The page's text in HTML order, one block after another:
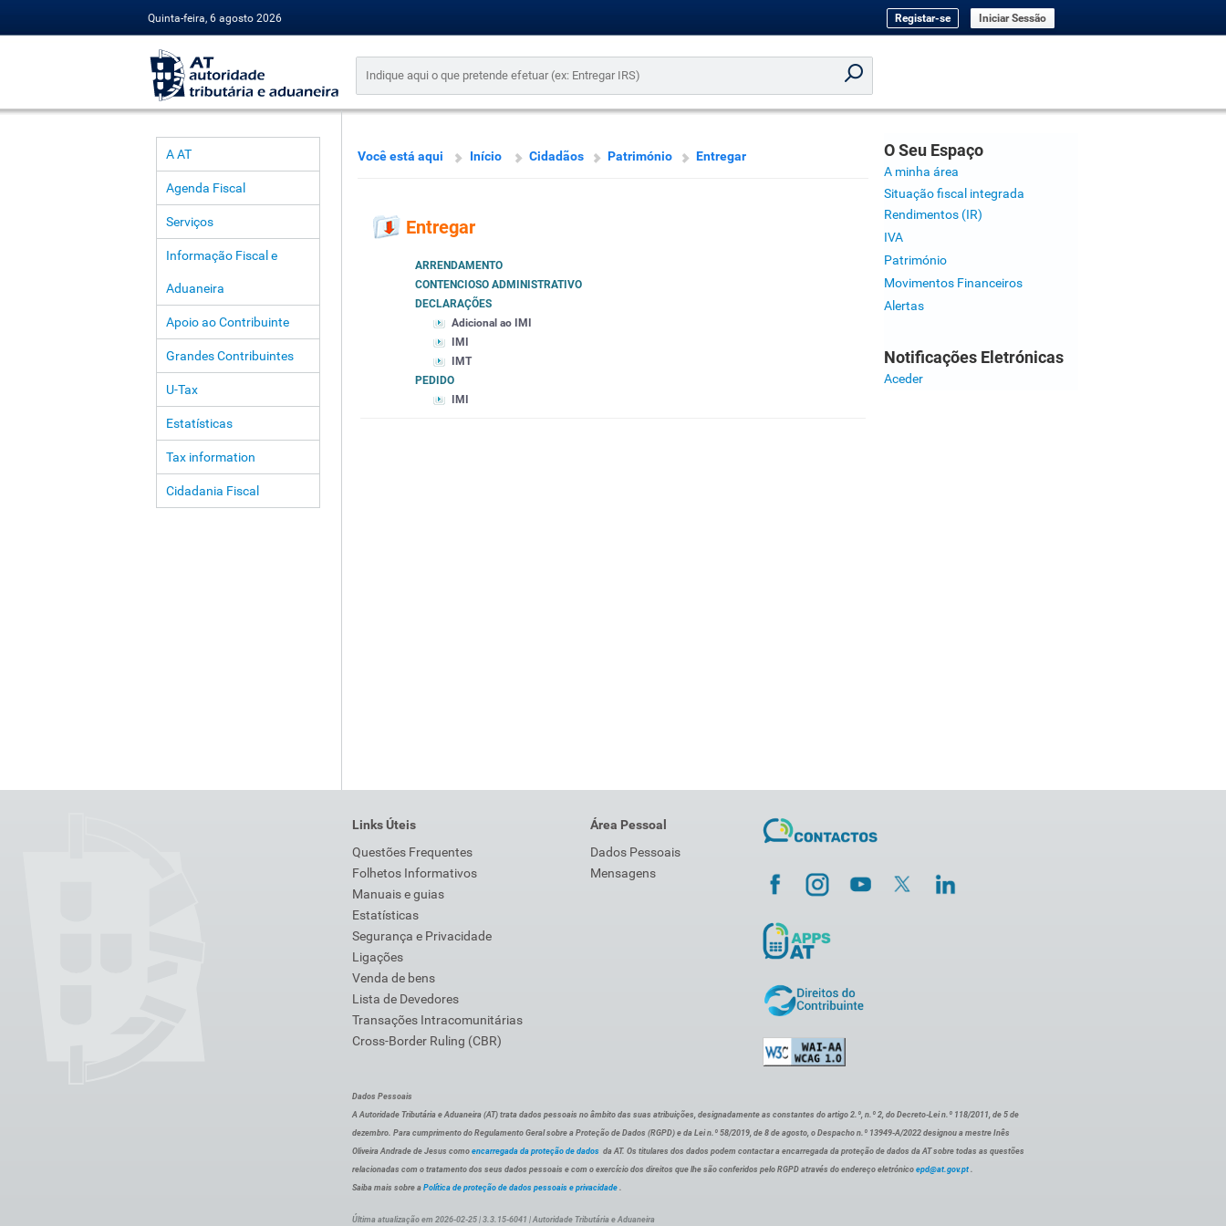
Quinta-feira, 6 agosto 2026 Registar-se Iniciar Sessão
A AT
Agenda Fiscal
Serviços
Informação Fiscal e
Aduaneira
Apoio ao Contribuinte
Grandes Contribuintes
U-Tax
Estatísticas
Tax information
Cidadania Fiscal
Você está aqui Início Cidadãos Património Entregar
Entregar
ARRENDAMENTO
CONTENCIOSO ADMINISTRATIVO
DECLARAÇÕES
Adicional ao IMI
IMI
IMT
PEDIDO
IMI
O Seu Espaço
A minha área
Situação fiscal integrada
Rendimentos (IR)
IVA
Património
Movimentos Financeiros
Alertas
Notificações Eletrónicas
Aceder
Links Úteis
Questões Frequentes
Folhetos Informativos
Manuais e guias
Estatísticas
Segurança e Privacidade
Ligações
Venda de bens
Lista de Devedores
Transações Intracomunitárias
Cross-Border Ruling (CBR)
Área Pessoal
Dados Pessoais
Mensagens
Dados Pessoais
A Autoridade Tributária e Aduaneira (AT) trata dados pessoais no âmbito das suas atribuições, designadamente as constantes do artigo 2.º, n.º 2, do Decreto-Lei n.º 118/2011, de 5 de
dezembro. Para cumprimento do Regulamento Geral sobre a Proteção de Dados (RGPD) e da Lei n.º 58/2019, de 8 de agosto, o Despacho n.º 13949-A/2022 designou a mestre Inês
Oliveira Andrade de Jesus como encarregada da proteção de dados da AT. Os titulares dos dados podem contactar a encarregada da proteção de dados da AT sobre todas as questões
relacionadas com o tratamento dos seus dados pessoais e com o exercício dos direitos que lhe são conferidos pelo RGPD através do endereço eletrónico epd@at.gov.pt .
Saiba mais sobre a Política de proteção de dados pessoais e privacidade .
Última atualização em 2026-02-25 | 3.3.15-6041 | Autoridade Tributária e Aduaneira